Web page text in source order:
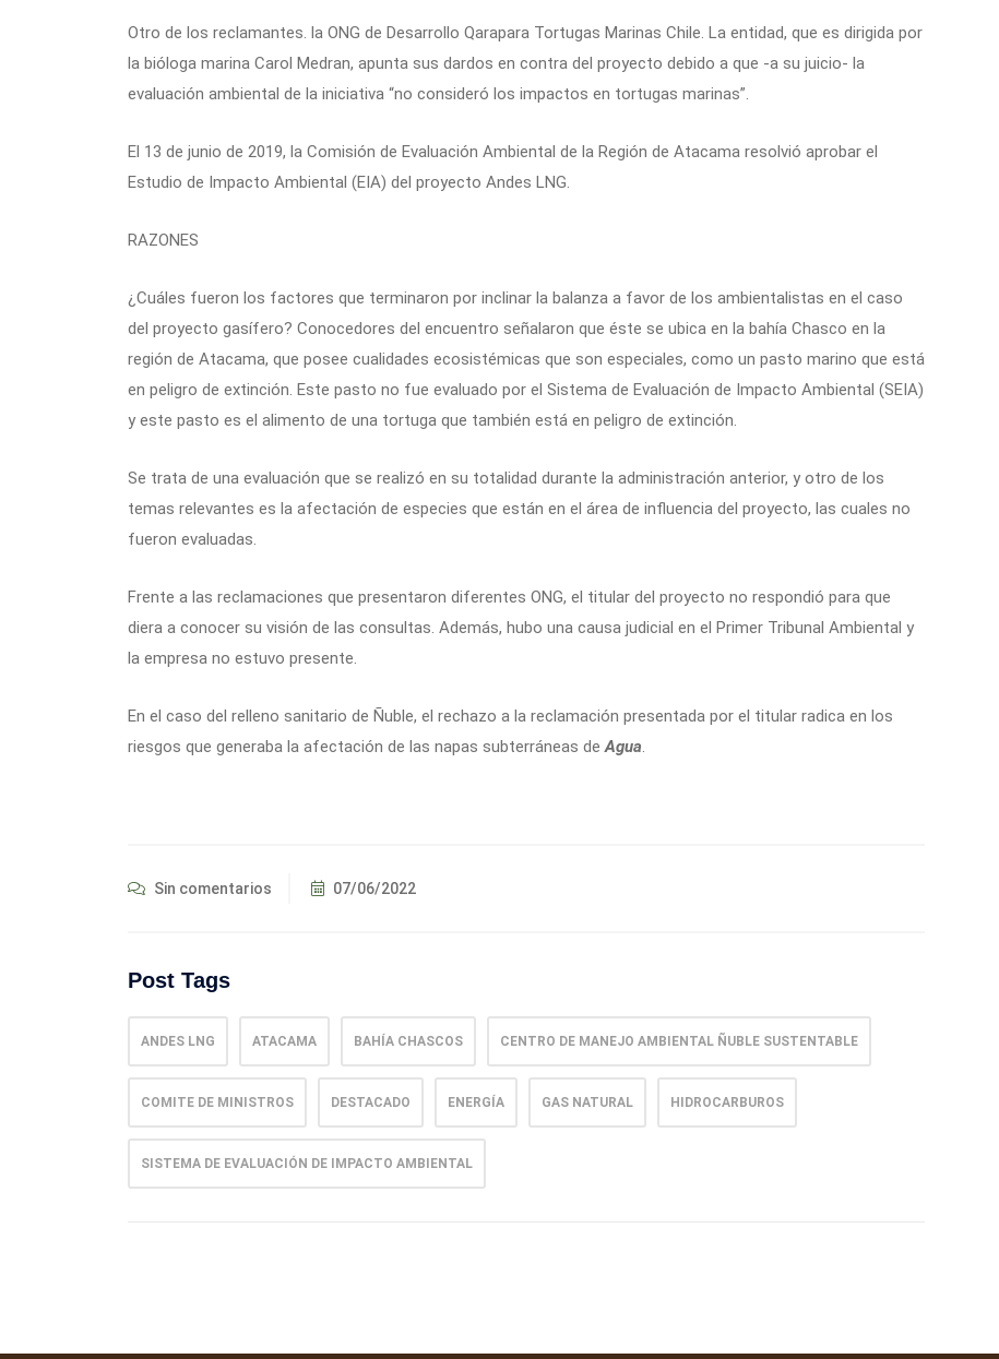
Otro de los reclamantes. la ONG de Desarrollo Qarapara Tortugas Marinas Chile. La entidad, que es dirigida por
la bióloga marina Carol Medran, apunta sus dardos en contra del proyecto debido a que -a su juicio- la
evaluación ambiental de la iniciativa “no consideró los impactos en tortugas marinas”.
El 13 de junio de 2019, la Comisión de Evaluación Ambiental de la Región de Atacama resolvió aprobar el
Estudio de Impacto Ambiental (EIA) del proyecto Andes LNG.
RAZONES
¿Cuáles fueron los factores que terminaron por inclinar la balanza a favor de los ambientalistas en el caso
del proyecto gasífero? Conocedores del encuentro señalaron que éste se ubica en la bahía Chasco en la
región de Atacama, que posee cualidades ecosistémicas que son especiales, como un pasto marino que está
en peligro de extinción. Este pasto no fue evaluado por el Sistema de Evaluación de Impacto Ambiental (SEIA)
y este pasto es el alimento de una tortuga que también está en peligro de extinción.
Se trata de una evaluación que se realizó en su totalidad durante la administración anterior, y otro de los
temas relevantes es la afectación de especies que están en el área de influencia del proyecto, las cuales no
fueron evaluadas.
Frente a las reclamaciones que presentaron diferentes ONG, el titular del proyecto no respondió para que
diera a conocer su visión de las consultas. Además, hubo una causa judicial en el Primer Tribunal Ambiental y
la empresa no estuvo presente.
En el caso del relleno sanitario de Ñuble, el rechazo a la reclamación presentada por el titular radica en los
riesgos que generaba la afectación de las napas subterráneas deAgua.
Sin comentarios 07/06/2022
Post Tags
ANDES LNG ATACAMA BAHÍA CHASCOS CENTRO DE MANEJO AMBIENTAL ÑUBLE SUSTENTABLE
COMITE DE MINISTROS DESTACADO ENERGÍA GAS NATURAL HIDROCARBUROS
SISTEMA DE EVALUACIÓN DE IMPACTO AMBIENTAL